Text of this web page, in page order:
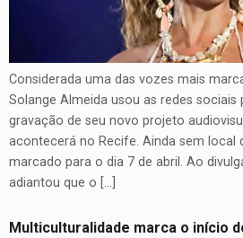
Considerada uma das vozes mais
Solange Almeida usou as redes sociais
gravação de seu novo projeto
acontecerá no Recife. Ainda sem local
marcado para o dia 7 de abril. Ao
adiantou que o […]
Multiculturalidade marca o início